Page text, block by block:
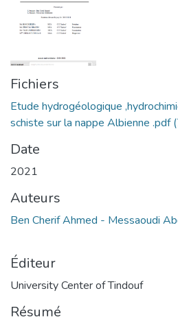
Fichiers
Etude hydrogéologique
schiste sur la nappe Albienne .pdf
Date
2021
Auteurs
Ben Cherif Ahmed - Messaoudi
Éditeur
University Center of Tindouf
Résumé